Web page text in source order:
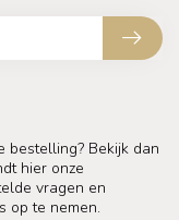
bestelling? Bekijk dan
hier onze
vragen en
op te nemen.